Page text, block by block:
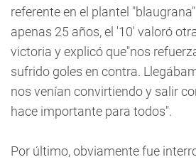
referente en el plantel
apenas 25 años, el '10' valoró
victoria y explicó que"nos
sufrido goles en contra.
nos venían convirtiendo y salir
hace importante para todos".
Por último, obviamente fue